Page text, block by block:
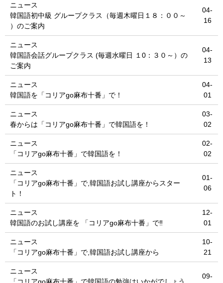
ニュース
韓国語初中級 グループクラス（毎週木曜日１８：００～
）のご案内
04-
16
ニュース
韓国語会話グループクラス (毎週水曜日 １0：３０～）の
ご案内
04-
13
ニュース
韓国語を「コリアgo麻布十番」で！
04-
01
ニュース
春からは「コリアgo麻布十番」で韓国語を！
03-
02
ニュース
「コリアgo麻布十番」で韓国語を！
02-
02
ニュース
「コリアgo麻布十番」で,韓国語お試し講座からスター
ト！
01-
06
ニュース
韓国語のお試し講座を 「コリアgo麻布十番」で‼
12-
01
ニュース
「コリアgo麻布十番」で,韓国語お試し講座から
10-
21
ニュース
09-